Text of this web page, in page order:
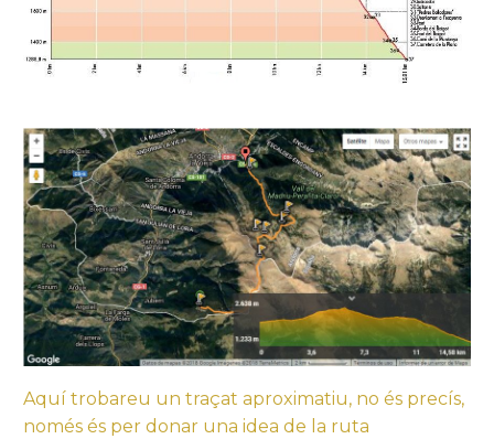
Aquí trobareu un traçat aproximatiu, no és precís,
només és per donar una idea de la ruta